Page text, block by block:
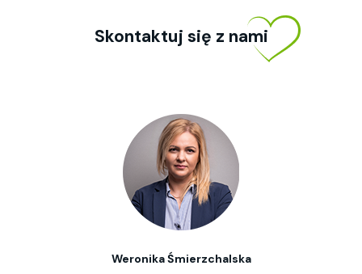
Skontaktuj się z nami
Weronika Śmierzchalska